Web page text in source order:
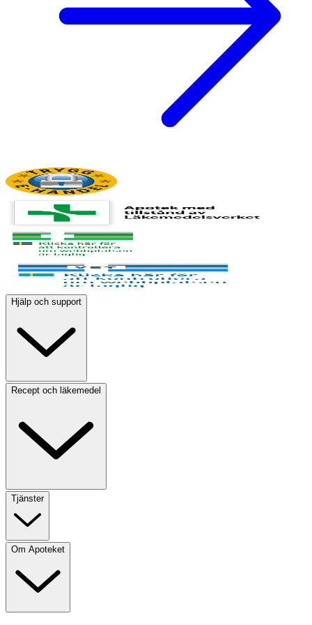
Hjälp och support
Recept och läkemedel
Tjänster
Om Apoteket